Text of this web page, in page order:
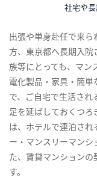
社宅や
出張や単身赴任で来
方、東京都へ長期入
族等にとっても、マン
電化製品・家具・簡
で、ご自宅で生活され
足を延ばしておくつ
は、ホテルで連泊され
ー・マンスリーマン
た、賃貸マンション
す。